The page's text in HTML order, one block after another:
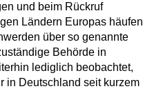
und beim Rückruf
Ländern Europas häufen
über so genannte
Behörde in
lediglich beobachtet,
in Deutschland seit kurzem